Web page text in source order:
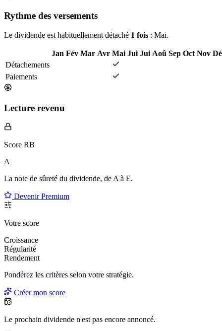
Rythme des versements
Le dividende est habituellement détaché 1 fois : Mai.
Jan Fév Mar Avr Mai Jui Jui Aoû Sep Oct Nov
Détachements
Paiements
Lecture revenu
Score RB
A
La note de sûreté du dividende, de A à E.
Devenir Premium
Votre score
Croissance
Régularité
Rendement
Pondérez les critères selon votre stratégie.
Créer mon score
Le prochain dividende n'est pas encore annoncé.